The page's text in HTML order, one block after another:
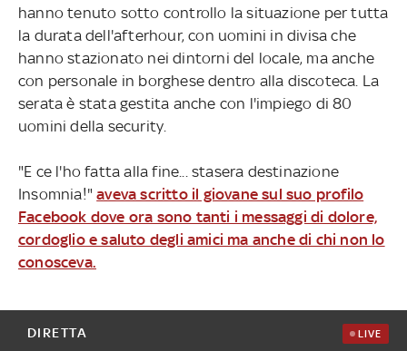
hanno tenuto sotto controllo la situazione per tutta
la durata dell'afterhour, con uomini in divisa che
hanno stazionato nei dintorni del locale, ma anche
con personale in borghese dentro alla discoteca. La
serata è stata gestita anche con l'impiego di 80
uomini della security.
"E ce l'ho fatta alla fine... stasera destinazione
Insomnia!"aveva scritto il giovane sul suo profilo
Facebook dove ora sono tanti i messaggi di dolore,
cordoglio e saluto degli amici ma anche di chi non lo
conosceva.
DIRETTA LIVE